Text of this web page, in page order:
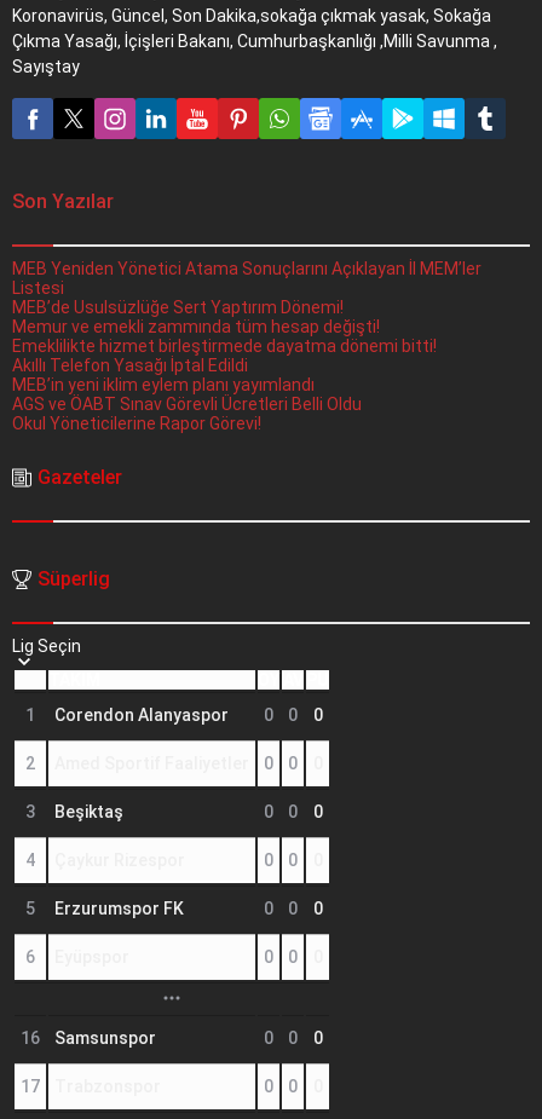
Koronavirüs, Güncel, Son Dakika,sokağa çıkmak yasak, Sokağa
Çıkma Yasağı, İçişleri Bakanı, Cumhurbaşkanlığı ,Milli Savunma ,
Sayıştay
Son Yazılar
MEB Yeniden Yönetici Atama Sonuçlarını Açıklayan İl MEM’ler
Listesi
MEB’de Usulsüzlüğe Sert Yaptırım Dönemi!
Memur ve emekli zammında tüm hesap değişti!
Emeklilikte hizmet birleştirmede dayatma dönemi bitti!
Akıllı Telefon Yasağı İptal Edildi
MEB’in yeni iklim eylem planı yayımlandı
AGS ve ÖABT Sınav Görevli Ücretleri Belli Oldu
Okul Yöneticilerine Rapor Görevi!
Gazeteler
Süperlig
Lig Seçin
1
Corendon Alanyaspor 0 0 0
2 0 0
3 Beşiktaş 0 0 0
4 0 0
5 Erzurumspor FK 0 0 0
6 0 0
16 Samsunspor 0 0 0
17 0 0